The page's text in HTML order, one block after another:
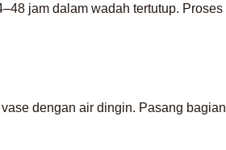
jam dalam wadah tertutup.
dengan air dingin. Pasang